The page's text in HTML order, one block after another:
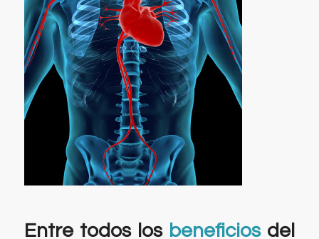
Entre todos los beneficiosdel